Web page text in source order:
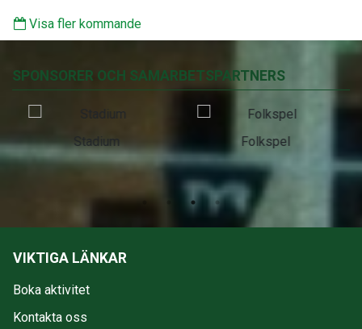
Visa fler kommande
SPONSORER OCH SAMARBETSPARTNERS
Stadium Folkspel
VIKTIGA LÄNKAR
Boka aktivitet
Kontakta oss